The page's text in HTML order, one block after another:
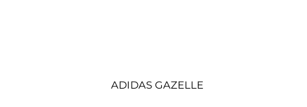
ADIDAS GAZELLE